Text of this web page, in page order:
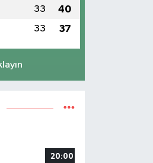
33 40
33 37
20:00